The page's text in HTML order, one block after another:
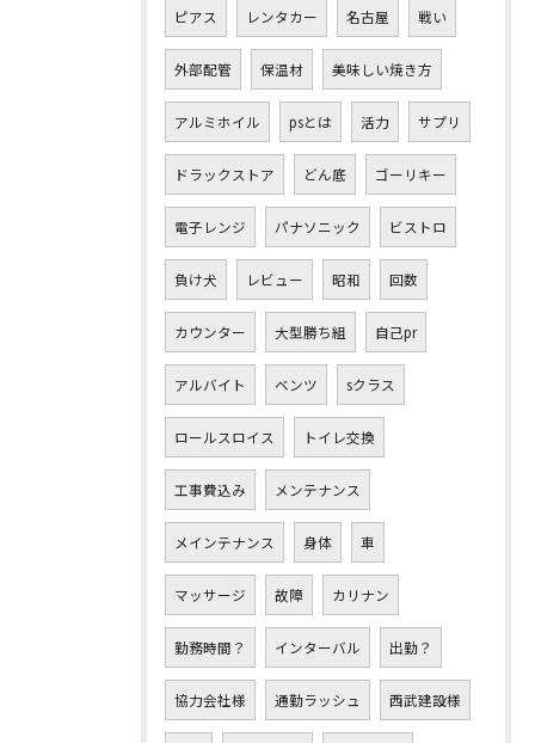
ピアス レンタカー 名古屋 戦い
外部配管 保温材 美味しい焼き方
アルミホイル psとは 活力 サプリ
ドラックストア どん底 ゴーリキー
電子レンジ パナソニック ビストロ
負け犬 レビュー 昭和 回数
カウンター 大型勝ち組 自己pr
アルバイト ベンツ sクラス
ロールスロイス トイレ交換
工事費込み メンテナンス
メインテナンス 身体 車
マッサージ 故障 カリナン
勤務時間？ インターバル 出勤？
協力会社様 通勤ラッシュ 西武建設様